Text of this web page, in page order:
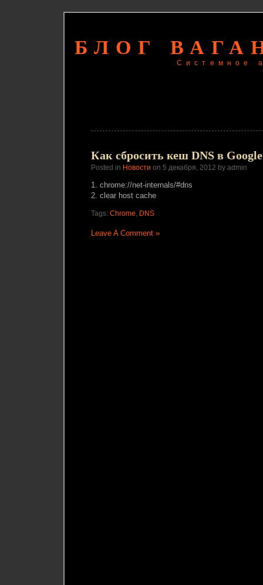
БЛОГ
Системное
Как сбросить кеш DNS в
Posted in Новости on 5 декабря, 2012 by admin
1. chrome://net-internals/#dns
2. clear host cache
Tags: Chrome, DNS
Leave A Comment »